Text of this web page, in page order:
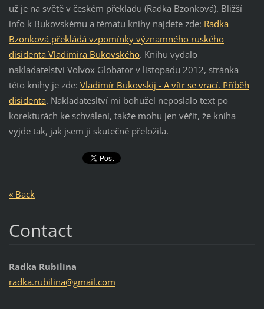
už je na světě v českém překladu (Radka Bzonková). Bližší
info k Bukovskému a tématu knihy najdete zde: Radka
Bzonková překládá vzpomínky významného ruského
disidenta Vladimira Bukovského. Knihu vydalo
nakladatelství Volvox Globator v listopadu 2012, stránka
této knihy je zde: Vladimír Bukovskij - A vítr se vrací. Příběh
disidenta. Nakladatesltví mi bohužel neposlalo text po
korekturách ke schválení, takže mohu jen věřit, že kniha
vyjde tak, jak jsem ji skutečně přeložila.
« Back
Contact
Radka Rubilina
radka.rubilina@gmail.com